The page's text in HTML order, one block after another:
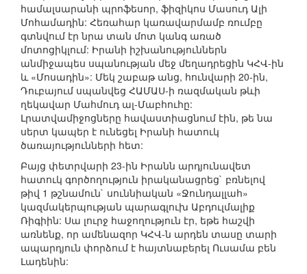
համալսարանի պրոֆեսոր, ֆիզիկոս Մասուդ Ալի
Մոհամադին: Հեռահար կառավարմամբ ռումբը
գտնվում էր նրա տան մոտ կանգ առած
մոտոցիկլում: Իրանի իշխանություններն
անմիջապես սպանության մեջ մեղադրեցին ԿՀՎ-ին
և «Մոսադին»: Մեկ շաբաթ անց, հունվարի 20-ին,
Դուբայում սպանվեց ՀԱՄԱՍ-ի ռազմական թևի
ղեկավար Մահմուդ ալ-Մաբհուհը:
Լրատվամիջոցները հավաստիացնում էին, թե նա
սերտ կապեր է ունեցել Իրանի հատուկ
ծառայությունների հետ:
Բայց փետրվարի 23-ին Իրանն արդյունավետ
հատուկ գործողություն իրականացրեց` բռնելով
թիվ 1 թշնամուն` սուննիական «Ջունդալլահ»
կազմակերպության պարագլուխ Աբդուլմալիք
Ռիգիին: Սա լուրջ հաջողություն էր, եթե հաշվի
առնենք, որ ամենազոր ԿՀՎ-ն արդեն տասը տարի
ապարդյուն փորձում է հայտնաբերել Ուսամա բեն
Լադենին: